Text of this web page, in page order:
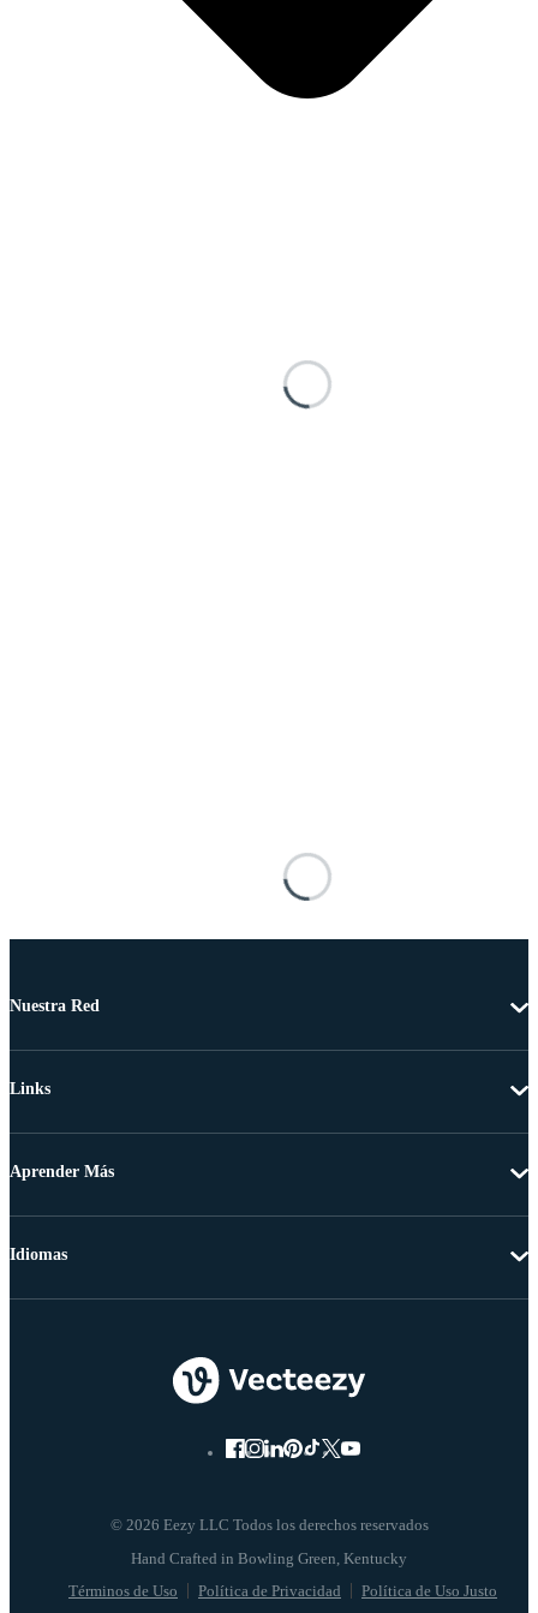
Nuestra Red
Links
Aprender Más
© 2026 Eezy LLC Todos los derechos reservados
Términos de Uso Política de Privacidad Política de Uso Justo
Idiomas